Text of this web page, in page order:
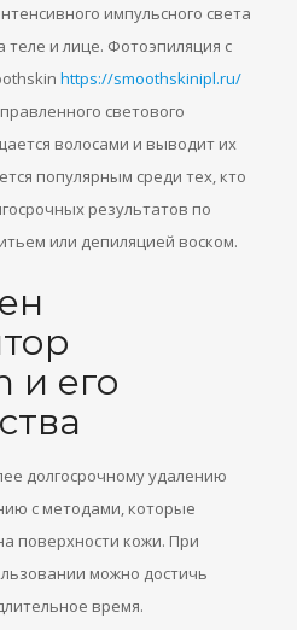
импульсного света
теле и лице. Фотоэпиляция с
https://smoothskinipl.ru/
светового
волосами и выводит их
популярным среди тех, кто
результатов по
или депиляцией воском.
и его
долгосрочному удалению
с методами, которые
поверхности кожи. При
можно достичь
время.